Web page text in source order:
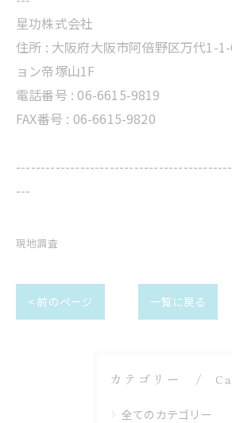
星功株式会社
住所 : 大阪府大阪市阿倍野区万代1-
ョン帝塚山1F
電話番号 : 06-6615-9819
FAX番号 : 06-6615-9820
---
現地調査
< 前のページ 一覧に戻る
カテゴリー
全てのカテゴリー